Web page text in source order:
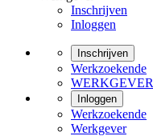
Inschrijven
Inloggen
Inschrijven
Werkzoekende
WERKGEVER
Inloggen
Werkzoekende
Werkgever